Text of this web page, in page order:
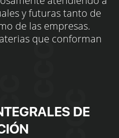
y futuras tanto de
de las empresas.
que conforman
DE